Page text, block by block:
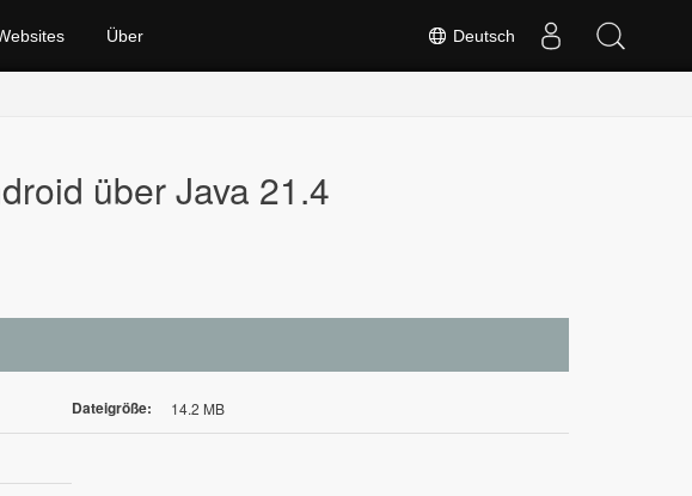
Deutsch
Über
über Java 21.4
Dateigröße: 14.2 MB